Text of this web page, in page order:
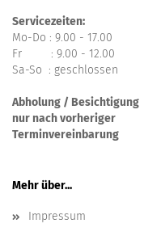
Servicezeiten:
Mo-Do : 9.00 - 17.00
Fr : 9.00 - 12.00
Sa-So : geschlossen
Abholung / Besichtigung
nur nach vorheriger
Terminvereinbarung
Mehr über...
Impressum